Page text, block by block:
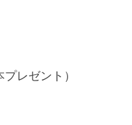
レゼント）